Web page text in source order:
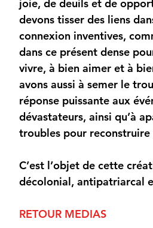
joie, de deuils et de
devons tisser des liens
connexion inventives,
dans ce présent dense
vivre, à bien aimer et à
avons aussi à semer le
réponse puissante aux
dévastateurs, ainsi qu’à
troubles pour reconstruire
C’est l’objet de cette
décolonial, antipatriarcal
RETOUR MEDIAS